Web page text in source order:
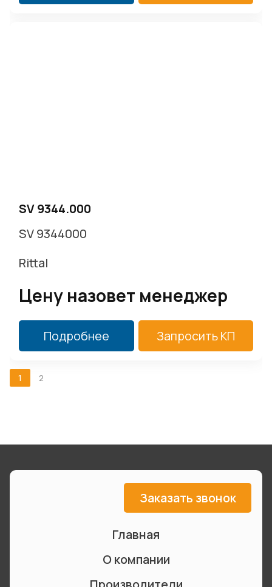
SV 9344.000
SV 9344000
Rittal
Цену назовет менеджер
Подробнее Запросить КП
1 2
Заказать звонок
Главная
О компании